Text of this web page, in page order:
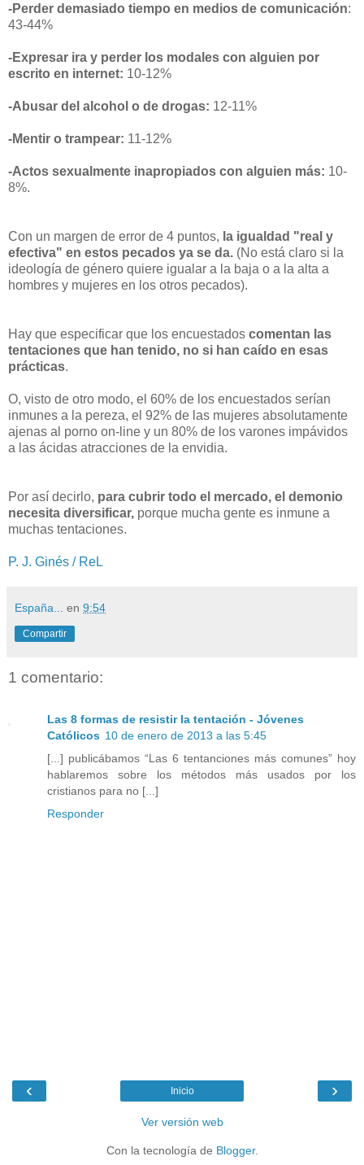
-Perder demasiado tiempo en medios de comunicación:
43-44%
-Expresar ira y perder los modales con alguien por
escrito en internet: 10-12%
-Abusar del alcohol o de drogas: 12-11%
-Mentir o trampear: 11-12%
-Actos sexualmente inapropiados con alguien más: 10-
8%.
Con un margen de error de 4 puntos, la igualdad "real y
efectiva" en estos pecados ya se da. (No está claro si la
ideología de género quiere igualar a la baja o a la alta a
hombres y mujeres en los otros pecados).
Hay que especificar que los encuestados comentan las
tentaciones que han tenido, no si han caído en esas
prácticas.
O, visto de otro modo, el 60% de los encuestados serían
inmunes a la pereza, el 92% de las mujeres absolutamente
ajenas al porno on-line y un 80% de los varones impávidos
a las ácidas atracciones de la envidia.
Por así decirlo, para cubrir todo el mercado, el demonio
necesita diversificar, porque mucha gente es inmune a
muchas tentaciones.
P. J. Ginés / ReL
España... en 9:54
Compartir
1 comentario:
Las 8 formas de resistir la tentación - Jóvenes
Católicos 10 de enero de 2013 a las 5:45
[...] publicábamos “Las 6 tentanciones más comunes” hoy
hablaremos sobre los métodos más usados por los
cristianos para no [...]
Responder
‹ ›
Inicio
Ver versión web
Con la tecnología de Blogger.